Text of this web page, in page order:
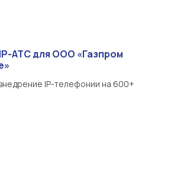
АТС для ООО «Газпром
IP-телефонии на 600+